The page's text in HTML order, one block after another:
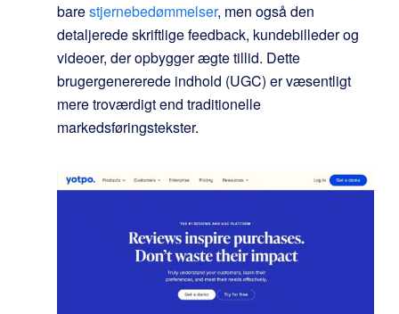
barestjernebedømmelser, men også den
detaljerede skriftlige feedback, kundebilleder og
videoer, der opbygger ægte tillid. Dette
brugergenererede indhold (UGC) er væsentligt
mere troværdigt end traditionelle
markedsføringstekster.